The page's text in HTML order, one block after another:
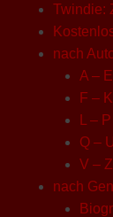
Twindie:
nach
A – E
F – K
L – P
Q –
V – Z
nach